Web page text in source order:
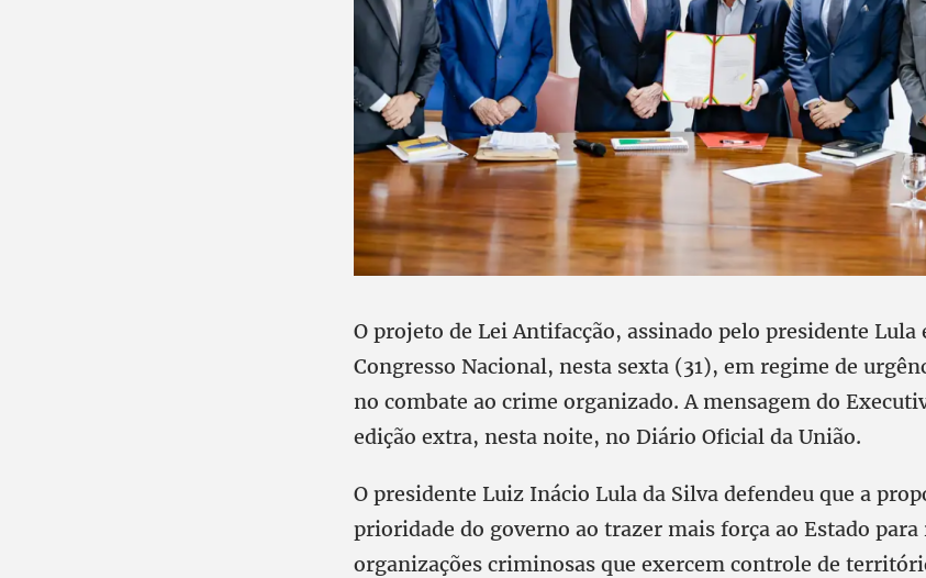
O projeto de Lei Antifacção, assinado pelo presidente Lula
Congresso Nacional, nesta sexta (31), em regime de
no combate ao crime organizado. A mensagem do
edição extra, nesta noite, no Diário Oficial da União.
O presidente Luiz Inácio Lula da Silva defendeu que a
prioridade do governo ao trazer mais força ao Estado
organizações criminosas que exercem controle de